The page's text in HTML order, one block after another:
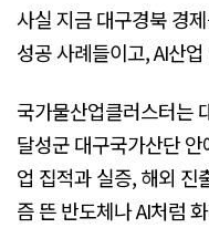
사실 지금 대구경북 경
성공 사례들이고, AI산
국가물산업클러스터는
달성군 대구국가산단
업 집적과 실증, 해외 진
즘 뜬 반도체나 AI처럼